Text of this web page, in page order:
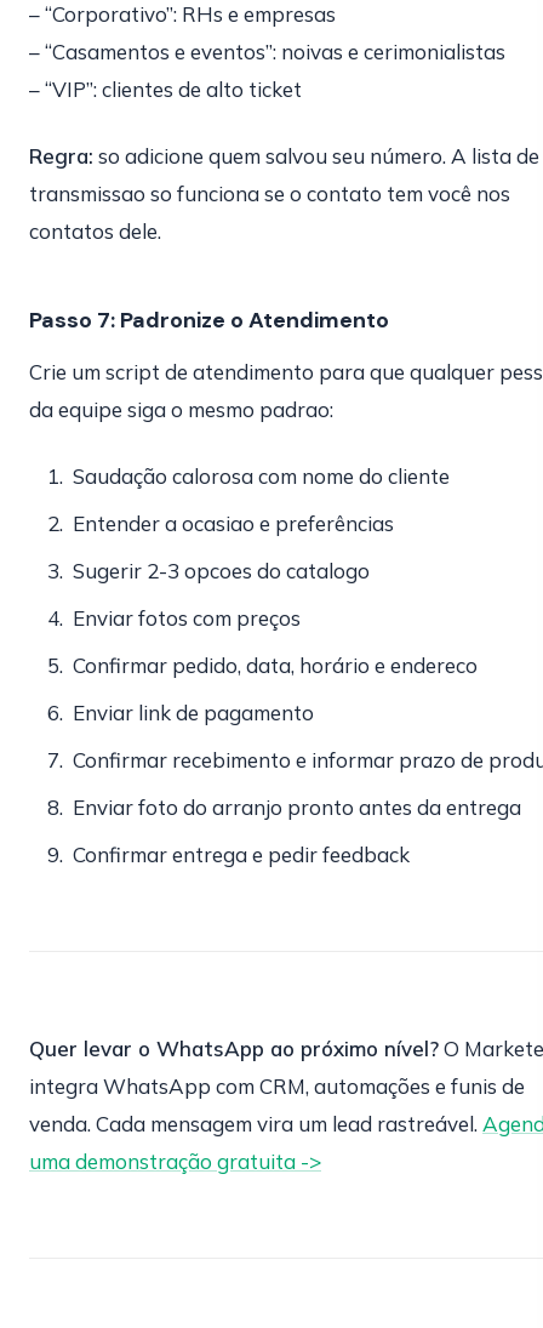
– “Corporativo”: RHs e empresas
– “Casamentos e eventos”: noivas e cerimonialistas
– “VIP”: clientes de alto ticket
Regra: so adicione quem salvou seu número. A lista de
transmissao so funciona se o contato tem você nos
contatos dele.
Passo 7: Padronize o Atendimento
Crie um script de atendimento para que qualquer
da equipe siga o mesmo padrao:
Saudação calorosa com nome do cliente
Entender a ocasiao e preferências
Sugerir 2-3 opcoes do catalogo
Enviar fotos com preços
Confirmar pedido, data, horário e endereco
Enviar link de pagamento
Confirmar recebimento e informar prazo de
Enviar foto do arranjo pronto antes da entrega
Confirmar entrega e pedir feedback
Quer levar o WhatsApp ao próximo nível?O
integra WhatsApp com CRM, automações e funis de
venda. Cada mensagem vira um lead rastreável.
uma demonstração gratuita ->